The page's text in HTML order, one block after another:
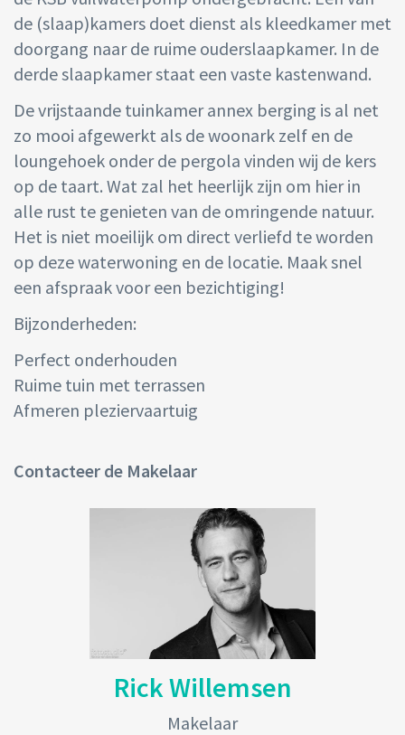
de (slaap)kamers doet dienst als kleedkamer met
doorgang naar de ruime ouderslaapkamer. In de
derde slaapkamer staat een vaste kastenwand.
De vrijstaande tuinkamer annex berging is al net
zo mooi afgewerkt als de woonark zelf en de
loungehoek onder de pergola vinden wij de kers
op de taart. Wat zal het heerlijk zijn om hier in
alle rust te genieten van de omringende natuur.
Het is niet moeilijk om direct verliefd te worden
op deze waterwoning en de locatie. Maak snel
een afspraak voor een bezichtiging!
Bijzonderheden:
Perfect onderhouden
Ruime tuin met terrassen
Afmeren pleziervaartuig
Contacteer de Makelaar
Rick Willemsen
Makelaar